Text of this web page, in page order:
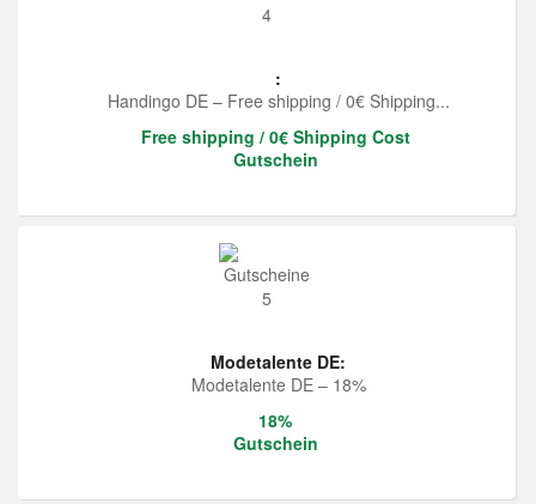
:
Handingo DE – Free shipping / 0€ Shipping...
Free shipping / 0€ Shipping Cost
Gutschein
Modetalente DE:
Modetalente DE – 18%
18%
Gutschein